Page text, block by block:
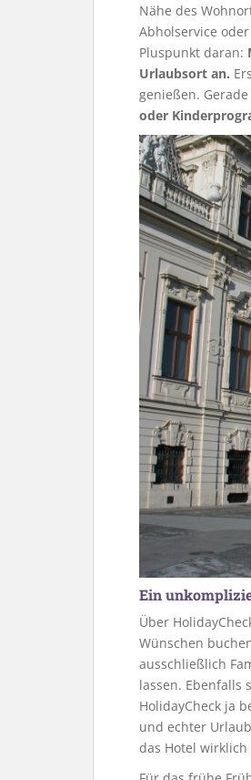
Nähe des
Abholservice
Pluspunkt daran:
Urlaubsort an.
genießen.
oder
Ein
Über
Wünschen
ausschließlich
lassen.
HolidayCheck ja
und echter
das Hotel